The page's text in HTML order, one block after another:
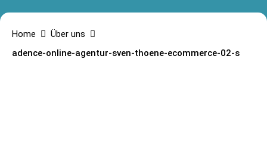
Home
Über uns
adence-online-agentur-sven-thoene-ecommerce-02-s